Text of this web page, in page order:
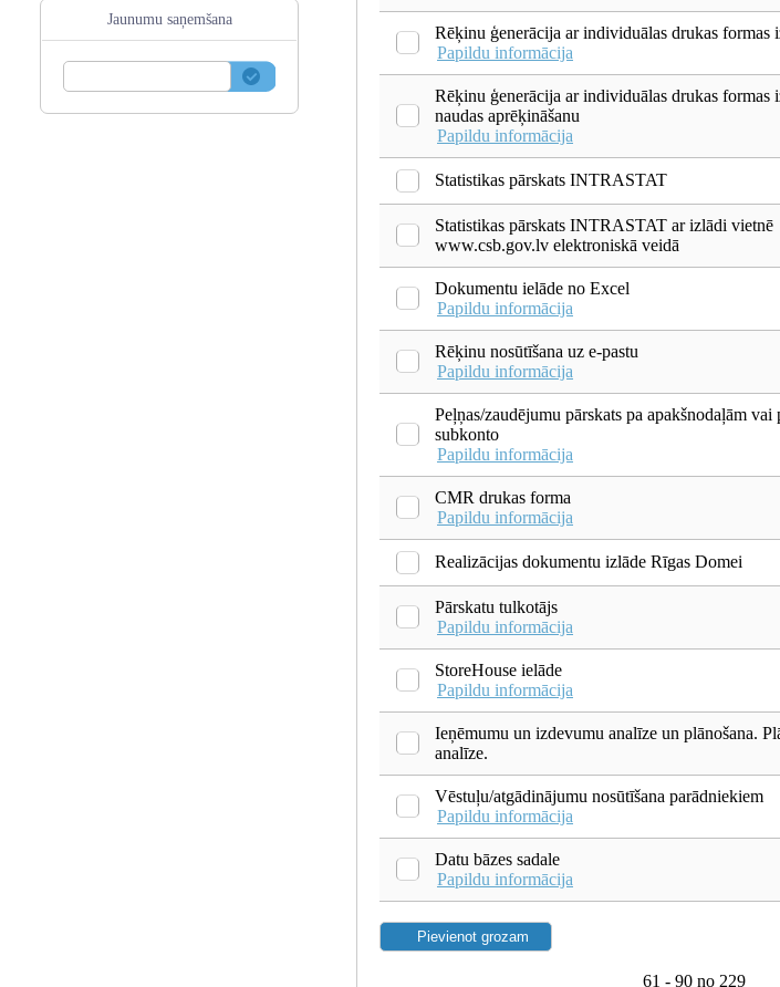
Jaunumu saņemšana
Rēķinu ģenerācija ar individuālas drukas formas
Papildu informācija
Rēķinu ģenerācija ar individuālas drukas formas
naudas aprēķināšanu
Papildu informācija
Statistikas pārskats INTRASTAT
Statistikas pārskats INTRASTAT ar izlādi vietnē
www.csb.gov.lv elektroniskā veidā
Dokumentu ielāde no Excel
Papildu informācija
Rēķinu nosūtīšana uz e-pastu
Papildu informācija
Peļņas/zaudējumu pārskats pa apakšnodaļām vai
subkonto
Papildu informācija
CMR drukas forma
Papildu informācija
Realizācijas dokumentu izlāde Rīgas Domei
Pārskatu tulkotājs
Papildu informācija
StoreHouse ielāde
Papildu informācija
Ieņēmumu un izdevumu analīze un plānošana.
analīze.
Vēstuļu/atgādinājumu nosūtīšana parādniekiem
Papildu informācija
Datu bāzes sadale
Papildu informācija
61 - 90 no 229